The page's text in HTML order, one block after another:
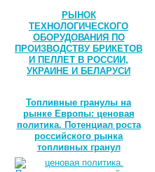
РЫНОК
ТЕХНОЛОГИЧЕСКОГО
ОБОРУДОВАНИЯ ПО
ПРОИЗВОДСТВУ БРИКЕТОВ
И ПЕЛЛЕТ В РОССИИ,
УКРАИНЕ И БЕЛАРУСИ
Топливные гранулы на
рынке Европы: ценовая
политика. Потенциал роста
российского рынка
топливных гранул